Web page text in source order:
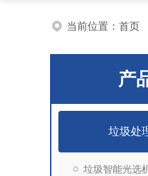
当前位置： 首页
产
垃圾处
垃圾智能光选